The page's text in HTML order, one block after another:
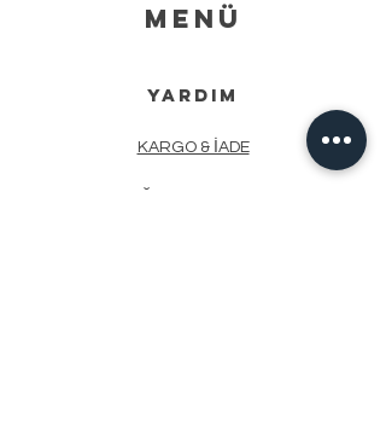
MENÜ
YARDIM
KARGO & İADE